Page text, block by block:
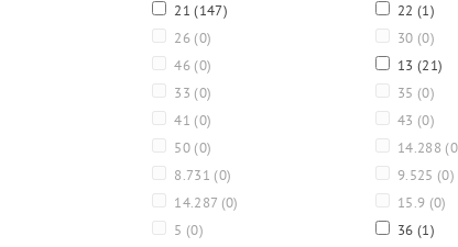
21(147) 22(1)
26 (0) 30 (0)
46 (0) 13(21)
33 (0) 35 (0)
41 (0) 43 (0)
50 (0) 14.288
8.731 (0) 9.525 (0)
14.287 (0) 15.9 (0)
5 (0) 36(1)